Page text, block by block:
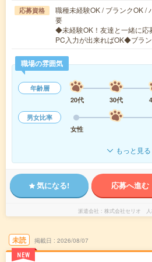
応募資格
職種未経験OK / ブランクOK /
要
◆未経験OK！友達と一緒に応
PC入力が出来ればOK◆ブラ
職場の雰囲気
年齢層
20代
30代
男女比率
女性
もっと見る
気になる! 応募へ進む
派遣会社 株式会社セリオ 人
未読
NEW
掲載日 2026/08/07